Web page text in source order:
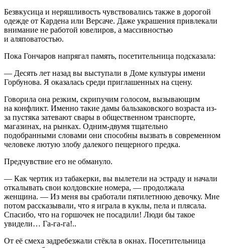
Безвкусица и неряшливость чувствовались также в дорогой
одежде от Кардена или Версаче. Даже украшения привлекали
внимание не работой ювелиров, а массивностью
и аляповатостью.
Пока Гончаров напрягал память, посетительница подсказала:
— Десять лет назад вы выступали в Доме культуры имени
Горбунова. Я оказалась среди приглашенных на сцену.
Говорила она резким, скрипучим голосом, вызывающим
на конфликт. Именно такие дамы бальзаковского возраста из-
за пустяка затевают свары в общественном транспорте,
магазинах, на рынках. Одним-двумя тщательно
подобранными словами они способны вызвать в современном
человеке лютую злобу далекого пещерного предка.
Предчувствие его не обмануло.
— Как чертик из табакерки, вы вылетели на эстраду и начали
откалывать свои колдовские номера, — продолжала
женщина. — Из меня вы сработали пятилетнюю девочку. Мне
потом рассказывали, что я играла в куклы, пела и плясала.
Спасибо, что на горшочек не посадили! Люди бы такое
увидели… Га-га-га!..
От её смеха задребезжали стёкла в окнах. Посетительница